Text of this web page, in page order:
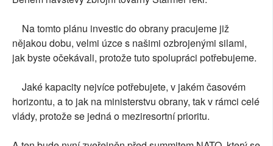
Na tomto plánu investic do obrany pracujeme již
nějakou dobu, velmi úzce s našimi ozbrojenými silami,
jak byste očekávali, protože tuto spolupráci potřebujeme.
Jaké kapacity nejvíce potřebujete, v jakém časovém
horizontu, a to jak na ministerstvu obrany, tak v rámci celé
vlády, protože se jedná o meziresortní prioritu.